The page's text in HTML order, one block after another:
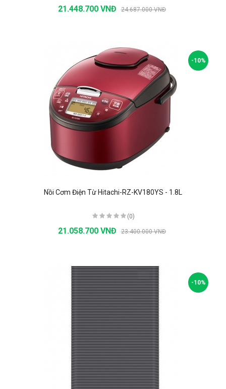
21.448.700 VNĐ 24.687.000 VNĐ
-10%
Nồi Cơm Điện Từ Hitachi-RZ-KV180YS - 1.8L
(0)
21.058.700 VNĐ 23.400.000 VNĐ
-10%